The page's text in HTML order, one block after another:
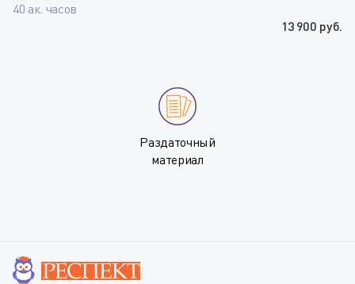
40 ак. часов
13 900 руб.
Раздаточный
материал